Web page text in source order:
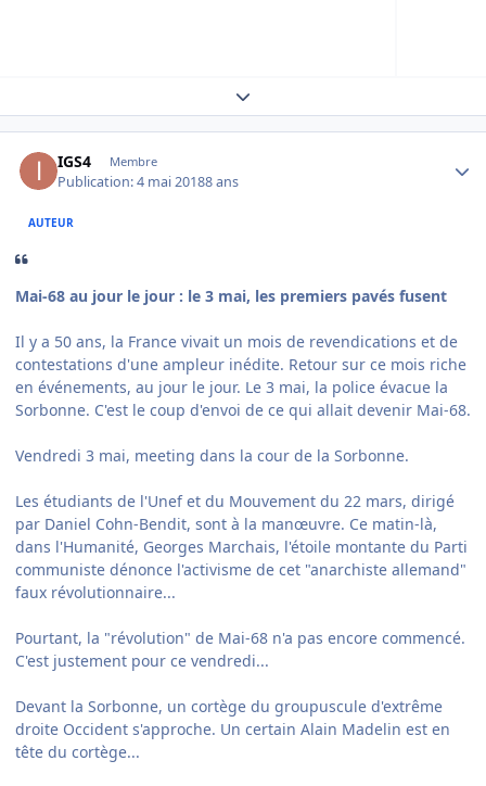
Expand topic overview
IGS4 Membre
Publication:4 mai 20188 ans
AUTEUR
Mai-68 au jour le jour : le 3 mai, les premiers pavés fusent
Il y a 50 ans, la France vivait un mois de revendications et de
contestations d'une ampleur inédite. Retour sur ce mois riche
en événements, au jour le jour. Le 3 mai, la police évacue la
Sorbonne. C'est le coup d'envoi de ce qui allait devenir Mai-68.
Vendredi 3 mai, meeting dans la cour de la Sorbonne.
Les étudiants de l'Unef et du Mouvement du 22 mars, dirigé
par Daniel Cohn-Bendit, sont à la manœuvre. Ce matin-là,
dans l'Humanité, Georges Marchais, l'étoile montante du Parti
communiste dénonce l'activisme de cet "anarchiste allemand"
faux révolutionnaire...
Pourtant, la "révolution" de Mai-68 n'a pas encore commencé.
C'est justement pour ce vendredi...
Devant la Sorbonne, un cortège du groupuscule d'extrême
droite Occident s'approche. Un certain Alain Madelin est en
tête du cortège...